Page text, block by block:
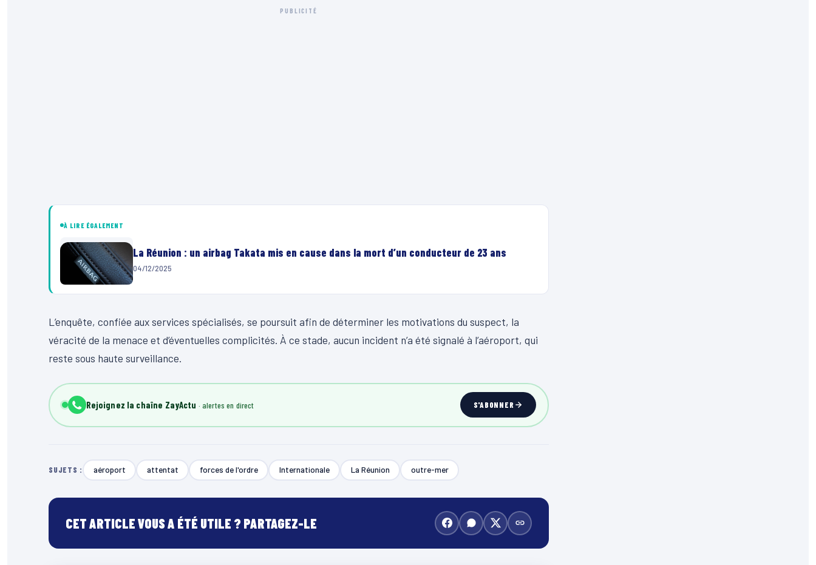
PUBLICITÉ
À LIRE ÉGALEMENT
La Réunion : un airbag Takata mis en cause dans la mort d’un conducteur de 23 ans
04/12/2025
L’enquête, confiée aux services spécialisés, se poursuit afin de déterminer les motivations du suspect, la
véracité de la menace et d’éventuelles complicités. À ce stade, aucun incident n’a été signalé à l’aéroport, qui
reste sous haute surveillance.
Rejoignez la chaîne ZayActu S'ABONNER
SUJETS : aéroport attentat forces de l'ordre Internationale La Réunion outre-mer
CET ARTICLE VOUS A ÉTÉ UTILE ? PARTAGEZ-LE